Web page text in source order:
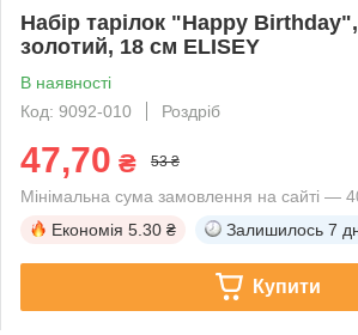
Набір тарілок "Happy
золотий, 18 см ELISEY
В наявності
Код: 9092-010
Роздріб
47,70 ₴ 53 ₴
Мінімальна сума замовлення на сайті —
Економія 5.30 ₴ Залишилось 7
Купити